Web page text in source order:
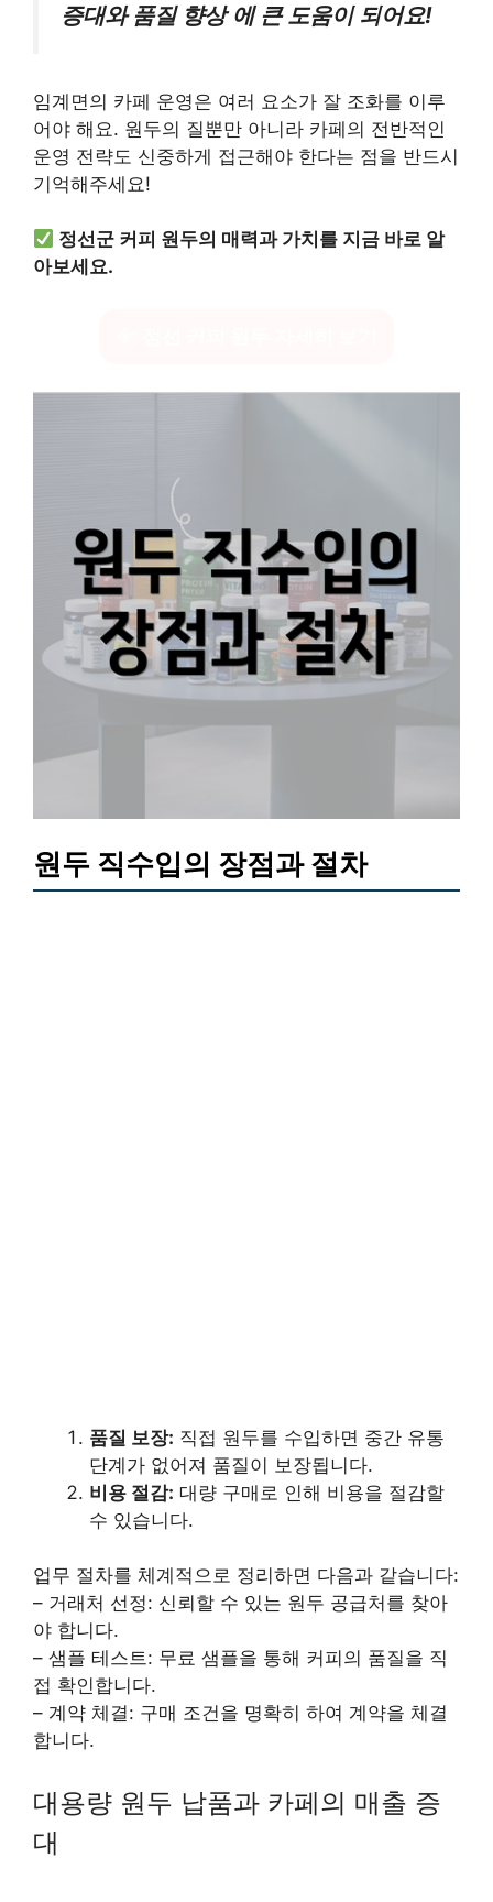
증대와 품질 향상 에 큰 도움이 되어요!
임계면의 카페 운영은 여러 요소가 잘 조화를 이루
어야 해요. 원두의 질뿐만 아니라 카페의 전반적인
운영 전략도 신중하게 접근해야 한다는 점을 반드시
기억해주세요!
정선군 커피 원두의 매력과 가치를 지금 바로 알
아보세요.
원두 직수입의 장점과 절차
품질 보장: 직접 원두를 수입하면 중간 유통
단계가 없어져 품질이 보장됩니다.
비용 절감: 대량 구매로 인해 비용을 절감할
수 있습니다.
업무 절차를 체계적으로 정리하면 다음과 같습니다:
– 거래처 선정: 신뢰할 수 있는 원두 공급처를 찾아
야 합니다.
– 샘플 테스트: 무료 샘플을 통해 커피의 품질을 직
접 확인합니다.
– 계약 체결: 구매 조건을 명확히 하여 계약을 체결
합니다.
대용량 원두 납품과 카페의 매출 증
대